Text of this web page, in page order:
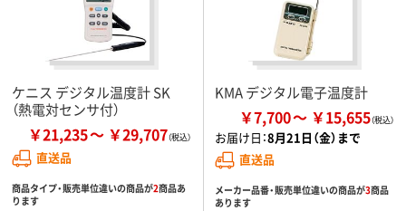
ケニス デジタル温度計 SK
（熱電対センサ付）
￥21,235 ￥29,707
直送品
商品タイプ・販売単位違いの商品が2商品あ
ります
KMA デジタル電子温度計
￥7,700 ￥15,655
お届け日：8月21日（金）まで
直送品
メーカー品番・販売単位違いの商品が3商品
あります